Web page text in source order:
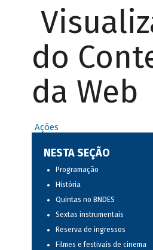
do
da Web
Ações
NESTA SEÇÃO
Programação
História
Quintas no BNDES
Sextas instrumentais
Reserva de ingressos
Filmes e festivais de cinema